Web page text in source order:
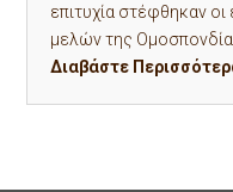
επιτυχία στέφθηκαν
μελών της
Διαβάστε